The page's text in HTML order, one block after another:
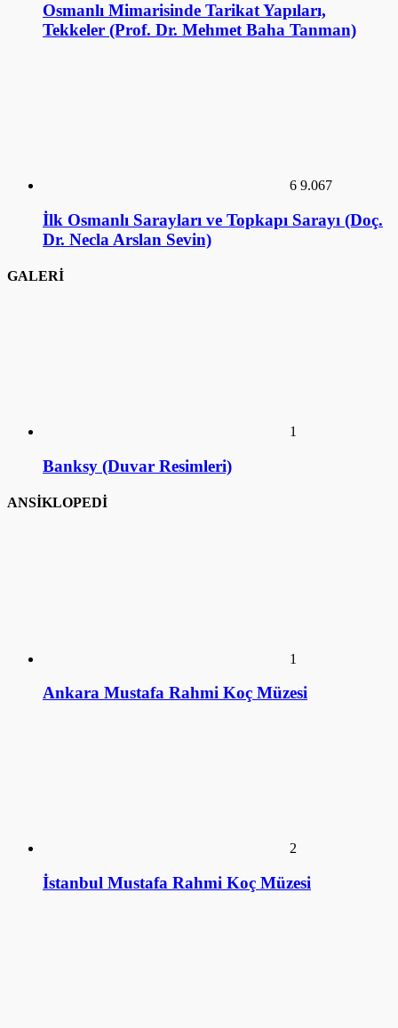
Osmanlı Mimarisinde Tarikat Yapıları,
Tekkeler (Prof. Dr. Mehmet Baha Tanman)
6 9.067
İlk Osmanlı Sarayları ve Topkapı Sarayı (Doç.
Dr. Necla Arslan Sevin)
GALERİ
1
Banksy (Duvar Resimleri)
ANSİKLOPEDİ
1
Ankara Mustafa Rahmi Koç Müzesi
2
İstanbul Mustafa Rahmi Koç Müzesi